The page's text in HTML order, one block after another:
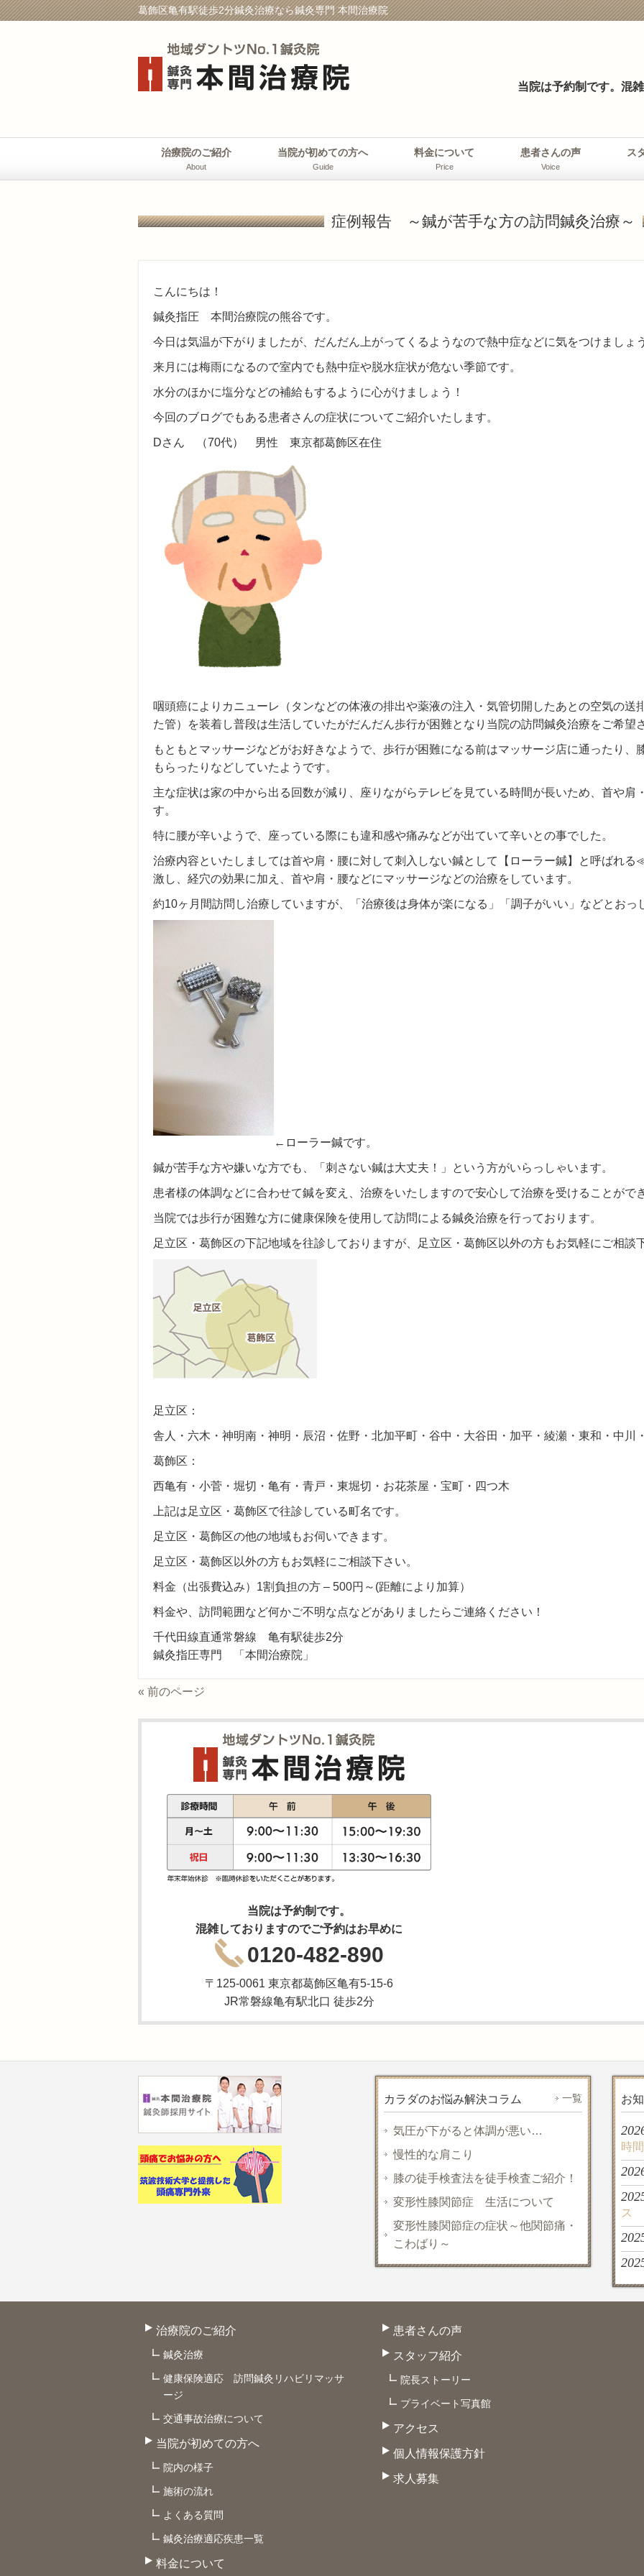
葛飾区亀有駅徒歩2分鍼灸治療なら鍼灸専門 本間治療院
当院は予約制です。 混
治療院のご紹介
About
当院が初めての方へ
Guide
料金について
Price
患者さんの声
Voice
ス
症例報告 ～鍼が苦手な方の訪問鍼灸治療～
こんにちは！
鍼灸指圧 本間治療院の熊谷です。
今日は気温が下がりましたが、だんだん上がってくるようなので熱中症などに気をつけましょ
来月には梅雨になるので室内でも熱中症や脱水症状が危ない季節です。
水分のほかに塩分などの補給もするように心がけましょう！
今回のブログでもある患者さんの症状についてご紹介いたします。
Dさん （70代） 男性 東京都葛飾区在住
咽頭癌によりカニューレ（タンなどの体液の排出や薬液の注入・気管切開したあとの空気の送
た管）を装着し普段は生活していたがだんだん歩行が困難となり当院の訪問鍼灸治療をご希望
もともとマッサージなどがお好きなようで、歩行が困難になる前はマッサージ店に通ったり、
もらったりなどしていたようです。
主な症状は家の中から出る回数が減り、座りながらテレビを見ている時間が長いため、首や肩
す。
特に腰が辛いようで、座っている際にも違和感や痛みなどが出ていて辛いとの事でした。
治療内容といたしましては首や肩・腰に対して刺入しない鍼として【ローラー鍼】と呼ばれ
激し、経穴の効果に加え、首や肩・腰などにマッサージなどの治療をしています。
約10ヶ月間訪問し治療していますが、「治療後は身体が楽になる」「調子がいい」などとおっ
←ローラー鍼です。
鍼が苦手な方や嫌いな方でも、「刺さない鍼は大丈夫！」という方がいらっしゃいます。
患者様の体調などに合わせて鍼を変え、治療をいたしますので安心して治療を受けることがで
当院では歩行が困難な方に健康保険を使用して訪問による鍼灸治療を行っております。
足立区・葛飾区の下記地域を往診しておりますが、足立区・葛飾区以外の方もお気軽にご相談
足立区：
舎人・六木・神明南・神明・辰沼・佐野・北加平町・谷中・大谷田・加平・綾瀬・東和・中川
葛飾区：
西亀有・小菅・堀切・亀有・青戸・東堀切・お花茶屋・宝町・四つ木
上記は足立区・葛飾区で往診している町名です。
足立区・葛飾区の他の地域もお伺いできます。
足立区・葛飾区以外の方もお気軽にご相談下さい。
料金（出張費込み）1割負担の方 – 500円～(距離により加算）
料金や、訪問範囲など何かご不明な点などがありましたらご連絡ください！
千代田線直通常磐線 亀有駅徒歩2分
鍼灸指圧専門 「本間治療院」
« 前のページ
当院は予約制です。
混雑しておりますのでご予約はお早めに
0120-482-890
〒125-0061 東京都葛飾区亀有5-15-6
JR常磐線亀有駅北口 徒歩2分
カラダのお悩み解決コラム 一覧
気圧が下がると体調が悪い…
慢性的な肩こり
膝の徒手検査法を徒手検査ご紹介！
変形性膝関節症 生活について
変形性膝関節症の症状～他関節痛・
こわばり～
お
時間
ス
治療院のご紹介
鍼灸治療
健康保険適応 訪問鍼灸リハビリマッサ
ージ
交通事故治療について
当院が初めての方へ
院内の様子
施術の流れ
よくある質問
鍼灸治療適応疾患一覧
料金について
患者さんの声
スタッフ紹介
院長ストーリー
プライベート写真館
アクセス
個人情報保護方針
求人募集